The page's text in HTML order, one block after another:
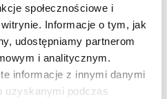
społecznościowe i
Informacje o tym, jak
udostępniamy partnerom
i analitycznym.
informacje z innymi danymi
uzyskanymi podczas